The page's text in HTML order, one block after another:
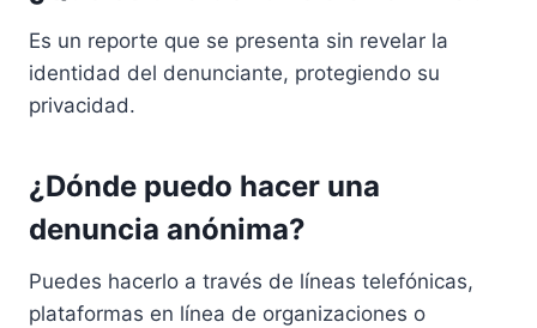
Es un reporte que se presenta sin revelar la
identidad del denunciante, protegiendo su
privacidad.
¿Dónde puedo hacer una
denuncia anónima?
Puedes hacerlo a través de líneas telefónicas,
plataformas en línea de organizaciones o